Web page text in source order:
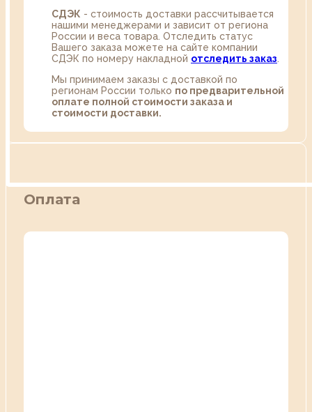
СДЭК - стоимость доставки рассчитывается
нашими менеджерами и зависит от региона
России и веса товара. Отследить статус
Вашего заказа можете на сайте компании
СДЭК по номеру накладной отследить заказ
Мы принимаем заказы с доставкой по
регионам России только по предварительной
оплате полной стоимости заказа и
стоимости доставки.
Оплата